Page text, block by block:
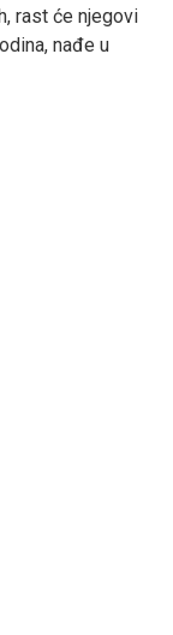
rast će njegovi
nađe u